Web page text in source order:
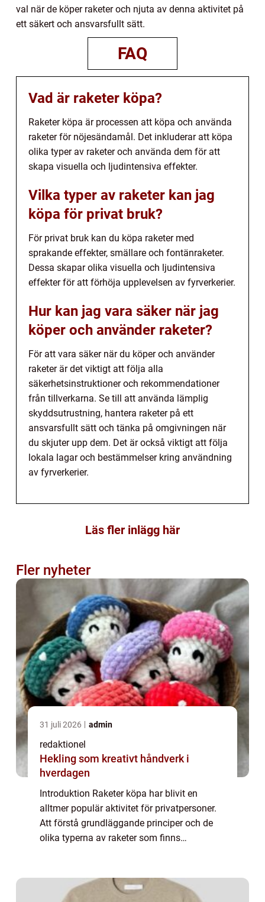
val när de köper raketer och njuta av denna aktivitet på
ett säkert och ansvarsfullt sätt.
FAQ
Vad är raketer köpa?
Raketer köpa är processen att köpa och använda
raketer för nöjesändamål. Det inkluderar att köpa
olika typer av raketer och använda dem för att
skapa visuella och ljudintensiva effekter.
Vilka typer av raketer kan jag
köpa för privat bruk?
För privat bruk kan du köpa raketer med
sprakande effekter, smällare och fontänraketer.
Dessa skapar olika visuella och ljudintensiva
effekter för att förhöja upplevelsen av fyrverkerier.
Hur kan jag vara säker när jag
köper och använder raketer?
För att vara säker när du köper och använder
raketer är det viktigt att följa alla
säkerhetsinstruktioner och rekommendationer
från tillverkarna. Se till att använda lämplig
skyddsutrustning, hantera raketer på ett
ansvarsfullt sätt och tänka på omgivningen när
du skjuter upp dem. Det är också viktigt att följa
lokala lagar och bestämmelser kring användning
av fyrverkerier.
Läs fler inlägg här
Fler nyheter
31 juli 2026 admin
redaktionel
Hekling som kreativt håndverk i
hverdagen
Introduktion Raketer köpa har blivit en
alltmer populär aktivitet för privatpersoner.
Att förstå grundläggande principer och de
olika typerna av raketer som finns